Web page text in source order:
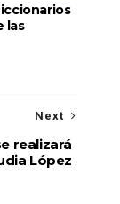
las
Next
realizará
López